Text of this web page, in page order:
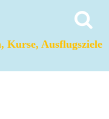
Kurse, Ausflugsziele